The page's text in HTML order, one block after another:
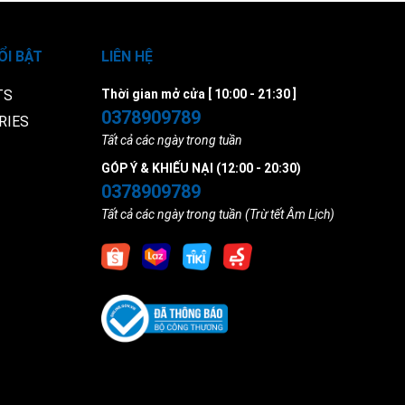
BẬT LIÊN HỆ
Thời gian mở cửa [ 10:00 - 21:30 ]
0378909789
Tất cả các ngày trong tuần
GÓP Ý & KHIẾU NẠI (12:00 - 20:30)
0378909789
Tất cả các ngày trong tuần (Trừ tết Âm Lịch)